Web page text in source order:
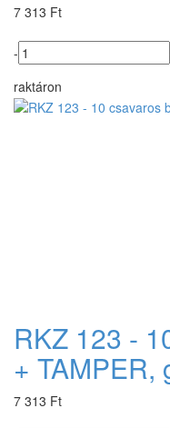
7 313 Ft
-
raktáron
RKZ 123 -
+ TAMPER,
7 313 Ft